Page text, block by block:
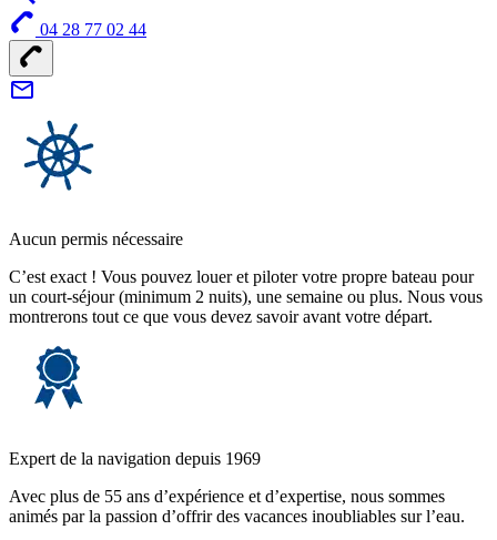
04 28 77 02 44
Aucun permis nécessaire
C’est exact ! Vous pouvez louer et piloter votre propre bateau pour
un court-séjour (minimum 2 nuits), une semaine ou plus. Nous vous
montrerons tout ce que vous devez savoir avant votre départ.
Expert de la navigation depuis 1969
Avec plus de 55 ans d’expérience et d’expertise, nous sommes
animés par la passion d’offrir des vacances inoubliables sur l’eau.